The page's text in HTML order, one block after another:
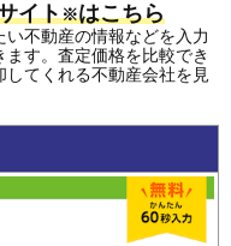
イト※はこちら
不動産の情報などを入力
す。査定価格を比較でき
してくれる不動産会社を見